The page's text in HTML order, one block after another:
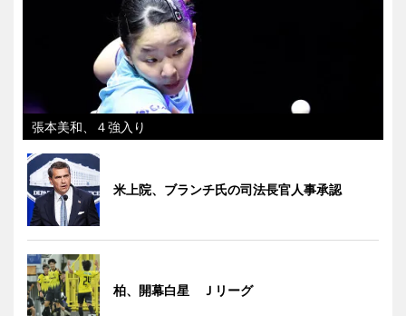
張本美和、４強入り
米上院、ブランチ氏の司法長官人事承認
柏、開幕白星 Ｊリーグ